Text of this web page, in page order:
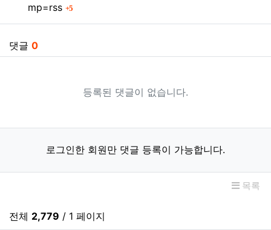
mp=rss
5회 연결
댓글 0
등록된 댓글이 없습니다.
로그인한 회원만 댓글 등록이 가능합니다.
목록
전체 2,779 / 1 페이지